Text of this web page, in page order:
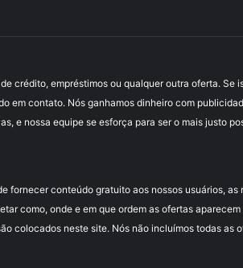
crédito, empréstimos ou qualquer outra oferta. Se
em contato. Nós ganhamos dinheiro com
e nossa equipe se esforça para ser o mais justo
conteúdo gratuito aos nossos usuários,
como, onde e em que ordem as ofertas
colocados neste site. Nós não incluímos todas as